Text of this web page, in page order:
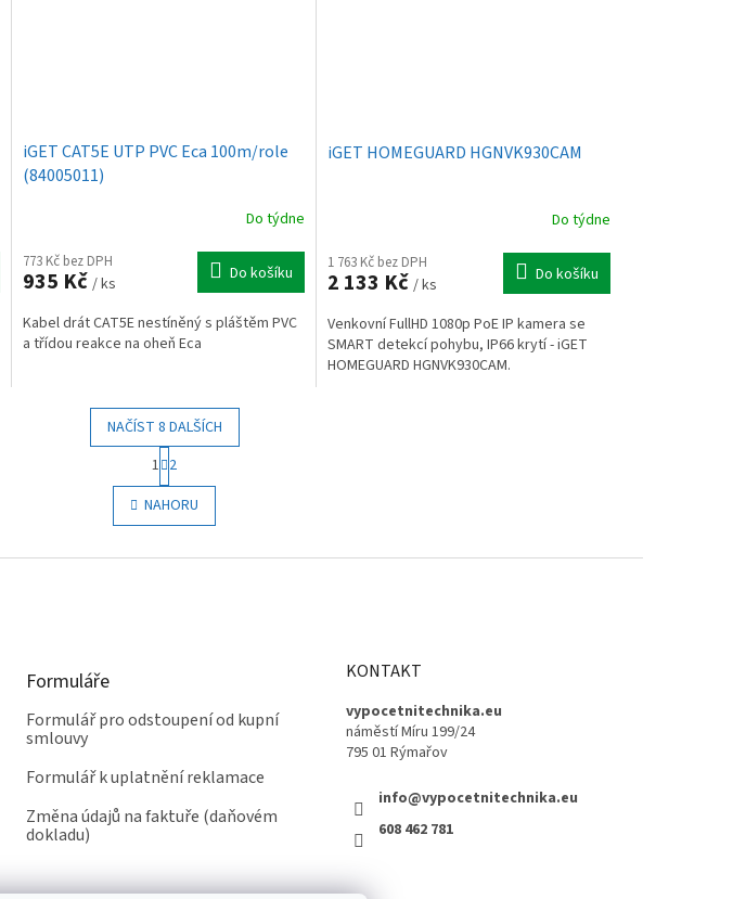
iGET CAT5E UTP PVC Eca 100m/role
(84005011)
Do týdne
773 Kč bez DPH
935 Kč / ks Do košíku
Kabel drát CAT5E nestíněný s pláštěm PVC
a třídou reakce na oheň Eca
iGET HOMEGUARD HGNVK930CAM
Do týdne
1 763 Kč bez DPH
2 133 Kč / ks Do košíku
Venkovní FullHD 1080p PoE IP kamera se
SMART detekcí pohybu, IP66 krytí - iGET
HOMEGUARD HGNVK930CAM.
O
v
l
d
y
ý
p
s
NAČÍST 8 DALŠÍCH
S
t
r
á
n
o
1 2
NAHORU
Formuláře
Formulář pro odstoupení od kupní
smlouvy
Formulář k uplatnění reklamace
Změna údajů na faktuře (daňovém
dokladu)
KONTAKT
vypocetnitechnika.eu
náměstí Míru 199/24
795 01 Rýmařov
info@vypocetnitechnika.eu
608 462 781